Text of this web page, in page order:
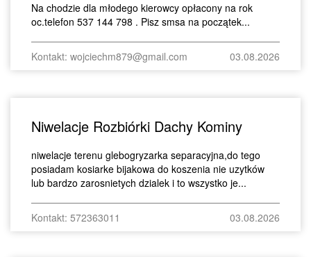
Na chodzie dla młodego kierowcy opłacony na rok
oc.telefon 537 144 798 . Pisz smsa na początek...
Kontakt: wojciechm879@gmail.com 03.08.2026
Niwelacje Rozbiórki Dachy Kominy
niwelacje terenu glebogryzarka separacyjna,do tego
posiadam kosiarke bijakowa do koszenia nie uzytków
lub bardzo zarosnietych dzialek i to wszystko je...
Kontakt: 572363011 03.08.2026